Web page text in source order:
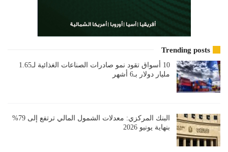
Trending posts
10 أسواق تقود نمو صادرات الصناعات الغذائية لـ1.65
مليار دولار بـ6 أشهر
البنك المركزي: معدلات الشمول المالي ترتفع إلى 79%
بنهاية يونيو 2026